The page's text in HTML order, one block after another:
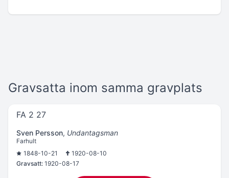
Gravsatta inom samma gravplats
FA 2 27
Sven Persson, Undantagsman
Farhult
1848-10-21
1920-08-10
Gravsatt: 1920-08-17